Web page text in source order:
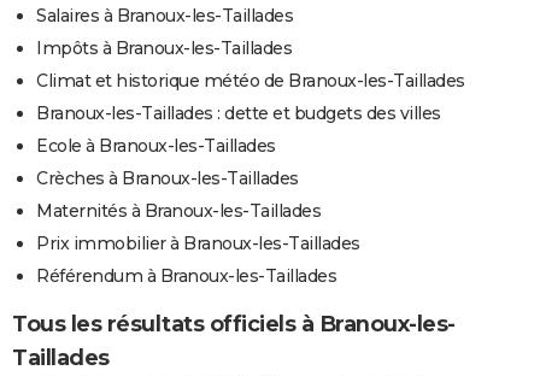
Salaires à Branoux-les-Taillades
Impôts à Branoux-les-Taillades
Climat et historique météo de Branoux-les-Taillades
Branoux-les-Taillades : dette et budgets des villes
Ecole à Branoux-les-Taillades
Crèches à Branoux-les-Taillades
Maternités à Branoux-les-Taillades
Prix immobilier à Branoux-les-Taillades
Référendum à Branoux-les-Taillades
Tous les résultats officiels à Branoux-les-
Taillades